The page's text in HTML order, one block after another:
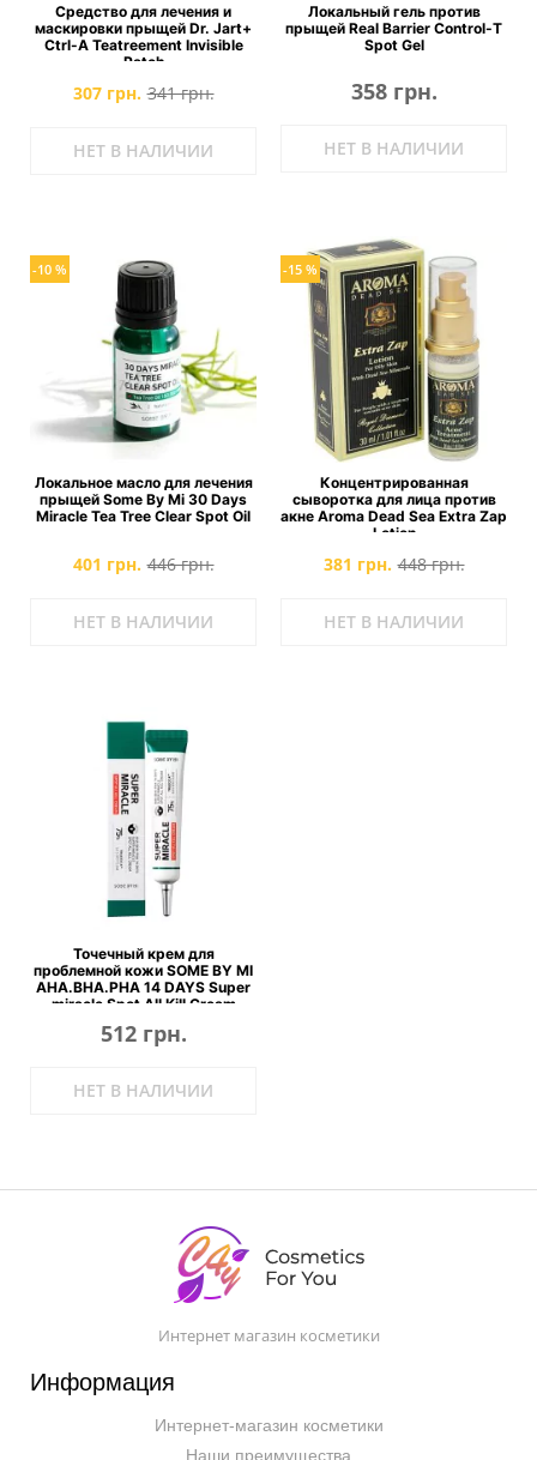
Средство для лечения и
маскировки прыщей Dr. Jart+
Ctrl-A Teatreement Invisible
Patch
307 грн. 341 грн.
НЕТ В НАЛИЧИИ
Локальный гель против
прыщей Real Barrier Control-T
Spot Gel
358 грн.
НЕТ В НАЛИЧИИ
-10 %
Локальное масло для лечения
прыщей Some By Mi 30 Days
Miracle Tea Tree Clear Spot Oil
401 грн. 446 грн.
НЕТ В НАЛИЧИИ
-15 %
Концентрированная
сыворотка для лица против
акне Aroma Dead Sea Extra Zap
Lotion
381 грн. 448 грн.
НЕТ В НАЛИЧИИ
Точечный крем для
проблемной кожи SOME BY MI
AHA.BHA.PHA 14 DAYS Super
miracle Spot All Kill Cream
512 грн.
НЕТ В НАЛИЧИИ
Интернет магазин косметики
Информация
Интернет-магазин косметики
Наши преимущества